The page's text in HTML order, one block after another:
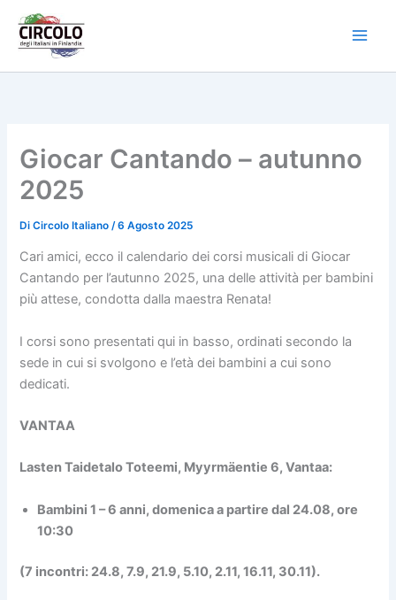
contenuto
Giocar Cantando – autunno
2025
DiCircolo Italiano /6 Agosto 2025
Cari amici, ecco il calendario dei corsi musicali di Giocar
Cantando per l’autunno 2025, una delle attività per bambini
più attese, condotta dalla maestra Renata!
I corsi sono presentati qui in basso, ordinati secondo la
sede in cui si svolgono e l’età dei bambini a cui sono
dedicati.
VANTAA
Lasten Taidetalo Toteemi, Myyrmäentie 6, Vantaa:
Bambini 1 – 6 anni,domenica a partire dal 24.08, ore
10:30
(7 incontri: 24.8, 7.9, 21.9, 5.10, 2.11, 16.11, 30.11).